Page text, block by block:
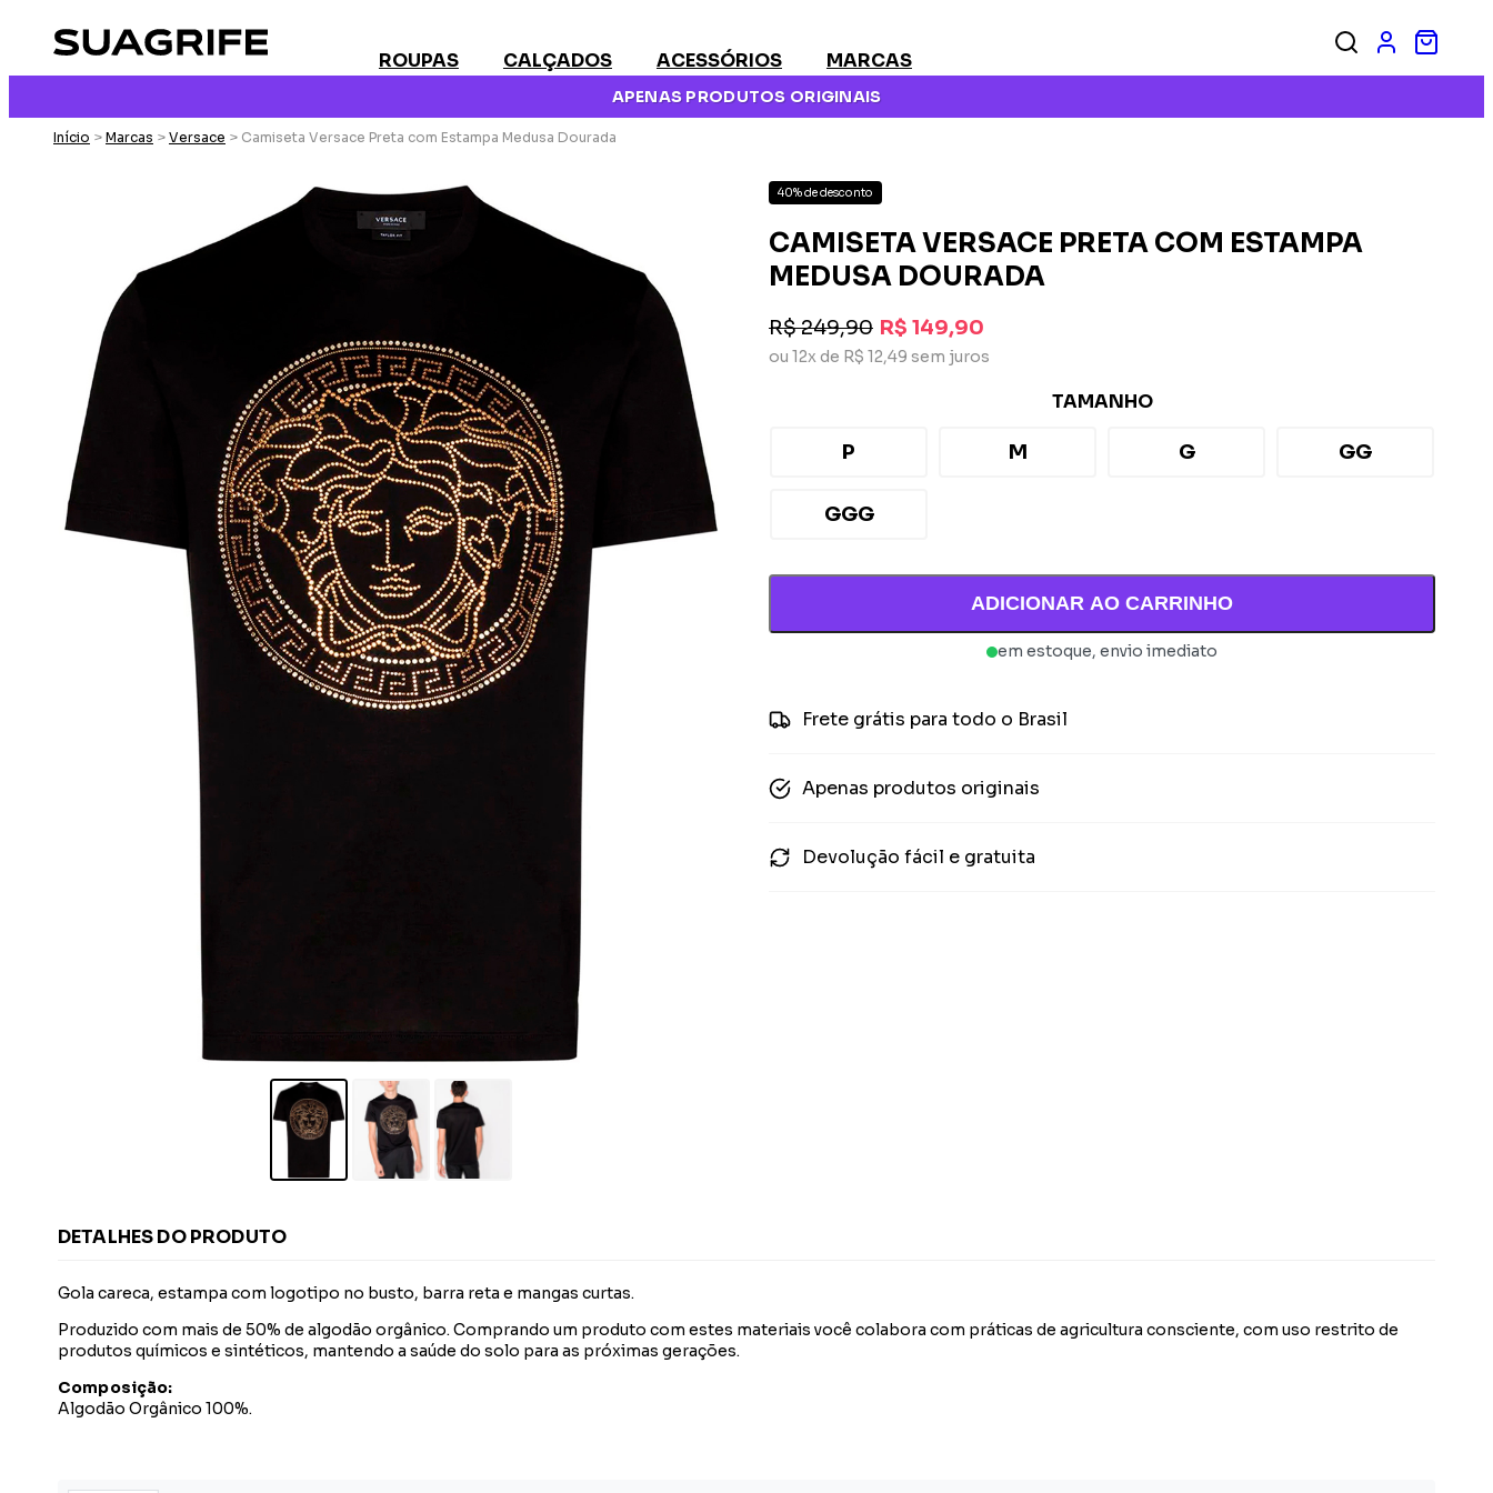
ROUPAS CALÇADOS ACESSÓRIOS MARCAS
APENAS PRODUTOS ORIGINAIS
Início > Marcas > Versace > Camiseta Versace Preta com Estampa Medusa Dourada
40% de desconto
CAMISETA VERSACE PRETA COM ESTAMPA
MEDUSA DOURADA
R$ 249,90 R$ 149,90
ou 12x de R$ 12,49 sem juros
TAMANHO
P M G GG
GGG
ADICIONAR AO CARRINHO
em estoque, envio imediato
Frete grátis para todo o Brasil
Apenas produtos originais
Devolução fácil e gratuita
DETALHES DO PRODUTO
Gola careca, estampa com logotipo no busto, barra reta e mangas curtas.
Produzido com mais de 50% de algodão orgânico. Comprando um produto com estes materiais você colabora com práticas de agricultura consciente, com uso restrito de
produtos químicos e sintéticos, mantendo a saúde do solo para as próximas gerações.
Composição:
Algodão Orgânico 100%.